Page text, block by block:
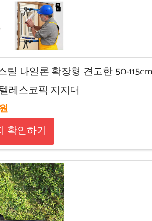
나일론 확장형 견고한 50-115cm
레스코픽 지지대
확인하기